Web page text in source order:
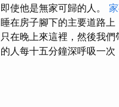
即使他是無家可歸的人。
睡在房子腳下的主要道路上
只在晚上來這裡，然後我
的人每十五分鐘深呼吸一次